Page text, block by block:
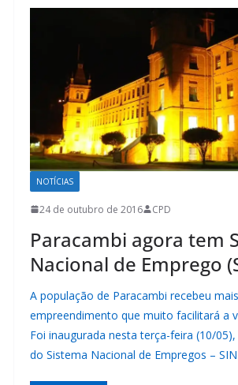
NOTÍCIAS
24 de outubro de 2016 CPD
Paracambi agora tem
Nacional de Emprego
A população de Paracambi recebeu
empreendimento que muito facilitará a
Foi inaugurada nesta terça-feira (10/
do Sistema Nacional de Empregos –